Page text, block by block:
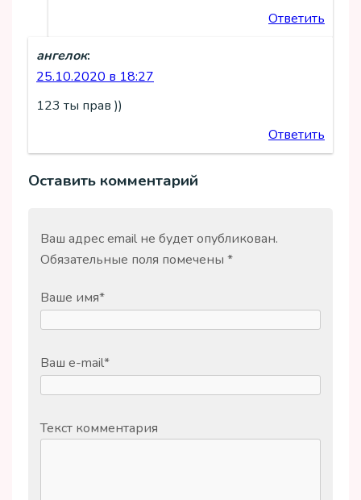
Ответить
ангелок:
25.10.2020 в 18:27
123 ты прав ))
Ответить
Оставить комментарий
Ваш адрес email не будет опубликован.
Обязательные поля помечены *
Ваше имя*
Ваш e-mail*
Текст комментария